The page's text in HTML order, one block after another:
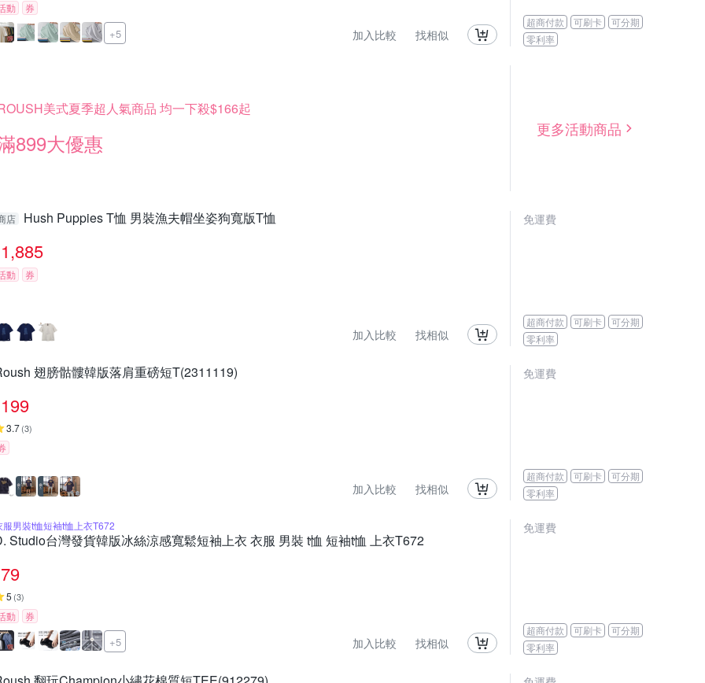
動 券
+5 加入比較 找相似
超商付款 可刷卡
可分期
零利率
美式夏季超人氣商品 均一下殺$166起
899大優惠
更多活動商品
店 Hush Puppies T恤 男裝漁夫帽坐姿狗寬版T恤
1,885
動 券
加入比較 找相似
免運費
超商付款 可刷卡
可分期
零利率
翅膀骷髏韓版落肩重磅短T(2311119)
199
3.7(3)
加入比較 找相似
免運費
超商付款 可刷卡
可分期
零利率
服男裝t恤短袖t恤上衣T672
Studio台灣發貨韓版冰絲涼感寬鬆短袖上衣 衣服 男裝 t恤 短袖t恤 上衣T672
79
5 (3)
動 券
+5 加入比較 找相似
免運費
超商付款 可刷卡
可分期
零利率